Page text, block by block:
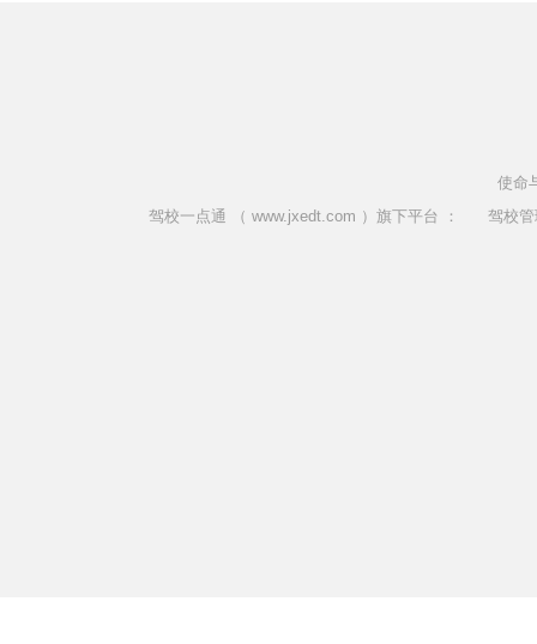
使命
驾校一点通 （ www.jxedt.com ）旗下平台 ：
驾校